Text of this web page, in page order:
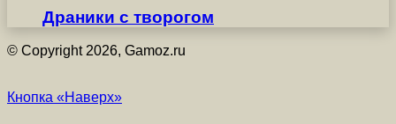
Драники с творогом
© Copyright 2026, Gamoz.ru
Кнопка «Наверх»